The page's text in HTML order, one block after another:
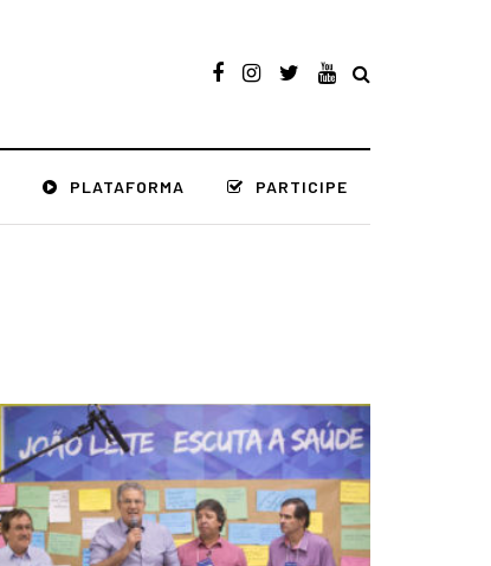
PLATAFORMA PARTICIPE